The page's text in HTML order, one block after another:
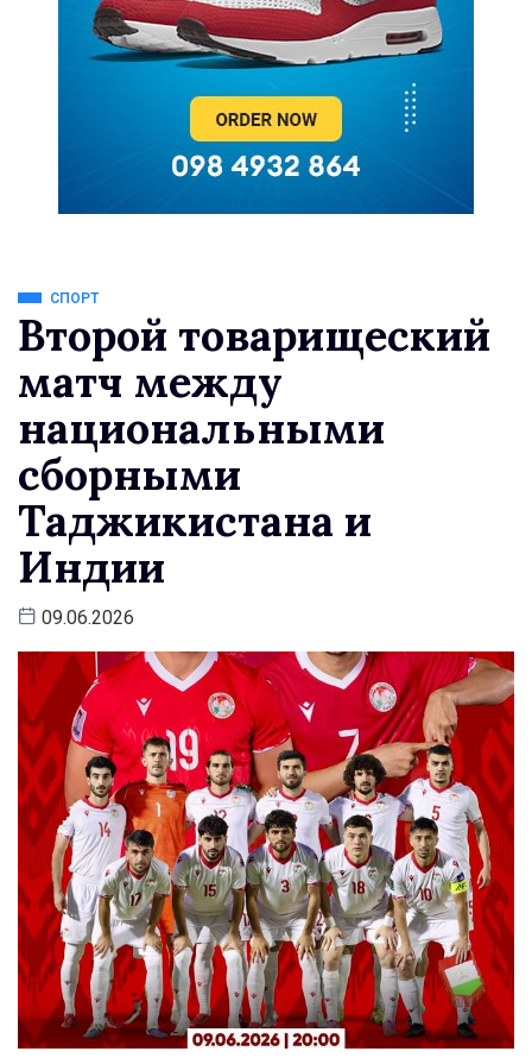
СПОРТ
Второй товарищеский
матч между
национальными
сборными
Таджикистана и
Индии
09.06.2026